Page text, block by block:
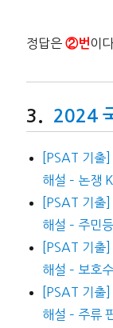
정답은②번 이
2024
[PSAT 기
해설 – 논쟁
[PSAT 기
해설 – 주민
[PSAT 기
해설 – 보호
[PSAT 기
해설 – 주류